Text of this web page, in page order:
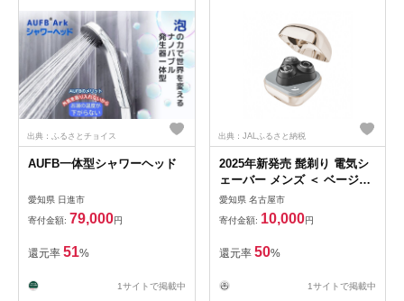
出典：ふるさとチョイス
AUFB一体型シャワーヘッド
愛知県 日進市
寄付金額: 79,000円
還元率 51%
1サイトで掲載中
出典：JALふるさと納税
2025年新発売 髭剃り 電気シ
ェーバー メンズ ＜ ベージュ
＞ひげそり USB充電式 IPX7
防水防滴 コードレス 男性 深
剃り 回転刃 3枚刃 コンパク
ト ポータブル Type-C タッチ
制御 シェービング 高速モー
肌にやさしい 携帯便利 海外
愛知県 名古屋市
寄付金額: 10,000円
還元率 50%
1サイトで掲載中